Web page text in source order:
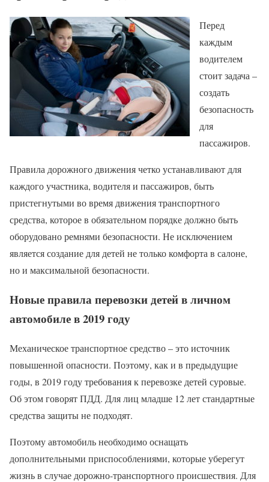
Перед
каждым
водителем
стоит задача –
создать
безопасность
для
пассажиров.
Правила дорожного движения четко устанавливают для
каждого участника, водителя и пассажиров, быть
пристегнутыми во время движения транспортного
средства, которое в обязательном порядке должно быть
оборудовано ремнями безопасности. Не исключением
является создание для детей не только комфорта в салоне,
но и максимальной безопасности.
Новые правила перевозки детей в личном
автомобиле в 2019 году
Механическое транспортное средство – это источник
повышенной опасности. Поэтому, как и в предыдущие
годы, в 2019 году требования к перевозке детей суровые.
Об этом говорят ПДД. Для лиц младше 12 лет стандартные
средства защиты не подходят.
Поэтому автомобиль необходимо оснащать
дополнительными приспособлениями, которые уберегут
жизнь в случае дорожно-транспортного происшествия. Для